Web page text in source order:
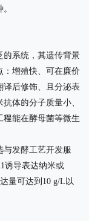
系统，其遗传背景
增殖快、可在廉价
后修饰、且分泌表
体的分子质量小、
能在酵母菌等微生
与发酵工艺开发服
诱导表达纳米或
量可达到10 g/L以